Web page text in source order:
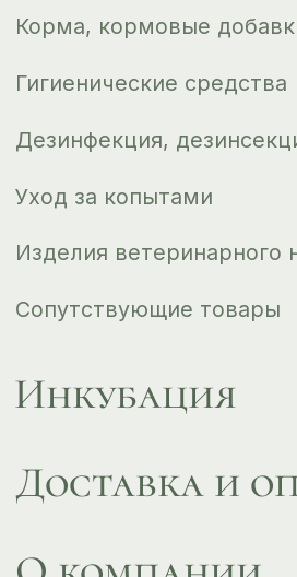
Design...ed
Design by
ips66@bk.ru
+7 343 264 51 17
Контакты
© ИПС «Сведловская» 2023
Новости